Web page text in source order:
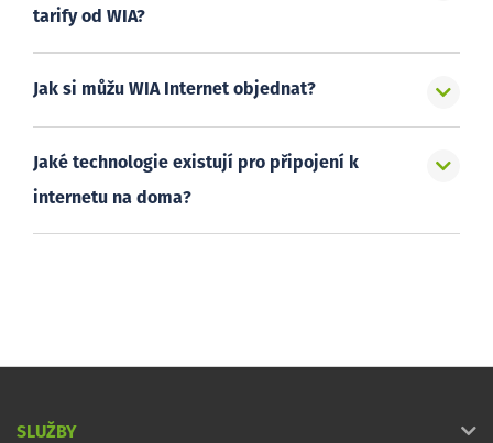
tarify od WIA?
Jak si můžu WIA Internet objednat?
Jaké technologie existují pro připojení k
internetu na doma?
SLUŽBY